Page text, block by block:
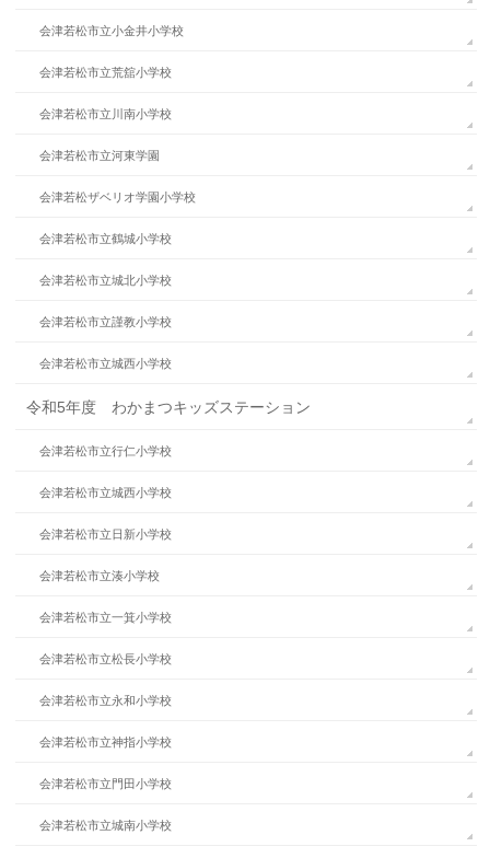
会津若松市立小金井小学校
会津若松市立荒舘小学校
会津若松市立川南小学校
会津若松市立河東学園
会津若松ザベリオ学園小学校
会津若松市立鶴城小学校
会津若松市立城北小学校
会津若松市立謹教小学校
会津若松市立城西小学校
令和5年度 わかまつキッズステーション
会津若松市立行仁小学校
会津若松市立城西小学校
会津若松市立日新小学校
会津若松市立湊小学校
会津若松市立一箕小学校
会津若松市立松長小学校
会津若松市立永和小学校
会津若松市立神指小学校
会津若松市立門田小学校
会津若松市立城南小学校